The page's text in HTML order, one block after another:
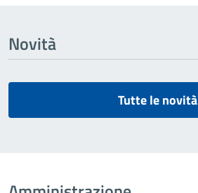
Novità
Tutte le novità